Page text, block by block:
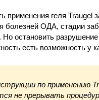
применения геля Traugel
болезней ОДА, стадии
Но остановить
есть возможность у
по применению
не прерывать